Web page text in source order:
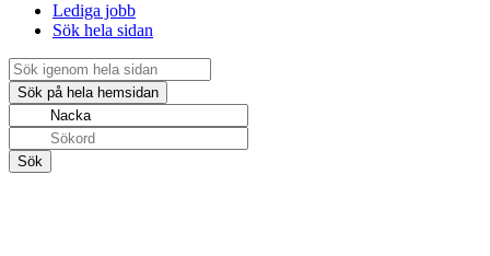
Lediga jobb
Sök hela sidan